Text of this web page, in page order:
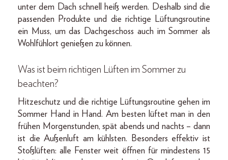
unter dem Dach schnell heiß werden. Deshalb sind die
passenden Produkte und die richtige Lüftungsroutine
ein Muss, um das Dachgeschoss auch im Sommer als
Wohlfühlort genießen zu können.
Was ist beim richtigen Lüften im Sommer zu
beachten?
Hitzeschutz und die richtige Lüftungsroutine gehen im
Sommer Hand in Hand. Am besten lüftet man in den
frühen Morgenstunden, spät abends und nachts – dann
ist die Außenluft am kühlsten. Besonders effektiv ist
Stoßlüften: alle Fenster weit öffnen für mindestens 15